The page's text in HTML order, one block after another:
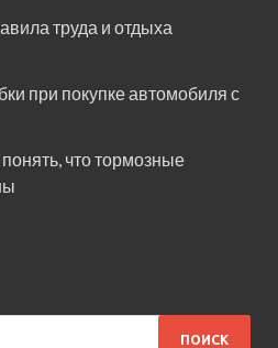
труда и отдыха
при покупке автомобиля с
что тормозные